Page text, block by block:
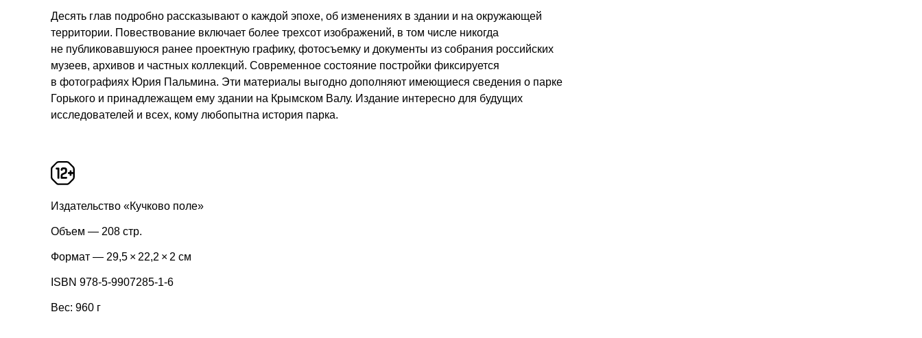
Десять глав подробно рассказывают о каждой эпохе, об изменениях в здании и на окружающей
территории. Повествование включает более трехсот изображений, в том числе никогда
не публиковавшуюся ранее проектную графику, фотосъемку и документы из собрания российских
музеев, архивов и частных коллекций. Современное состояние постройки фиксируется
в фотографиях Юрия Пальмина. Эти материалы выгодно дополняют имеющиеся сведения о парке
Горького и принадлежащем ему здании на Крымском Валу. Издание интересно для будущих
исследователей и всех, кому любопытна история парка.
Издательство «Кучково поле»
Объем — 208 стр.
Формат — 29,5 × 22,2 × 2 см
ISBN 978-5-9907285-1-6
Вес: 960 г